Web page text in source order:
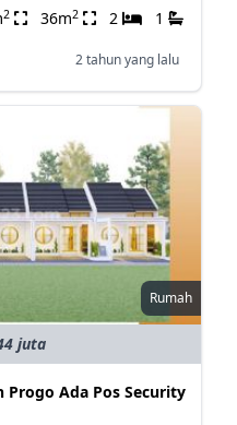
2 36m2 2 1
2 tahun yang lalu
Rumah
juta
Progo Ada Pos Security